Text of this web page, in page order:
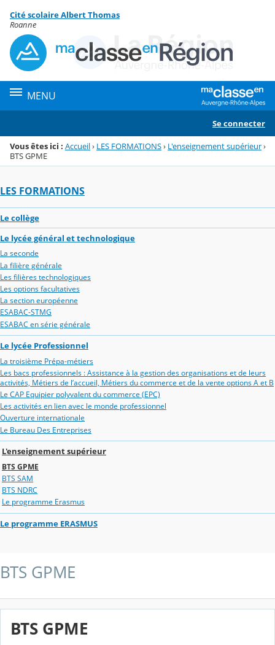
Menu de la rubrique
Contenu
Cité scolaire Albert Thomas
Roanne
MENU
Se connecter
Vous êtes ici : Accueil› LES FORMATIONS› L'enseignement supérieur›
BTS GPME
LES FORMATIONS
Le collège
Le lycée général et technologique
La seconde
La filière générale
Les filières technologiques
Les options facultatives
La section européenne
ESABAC-STMG
ESABAC en série générale
Le lycée Professionnel
La troisième Prépa-métiers
Les bacs professionnels : Assistance à la gestion des organisations et de leurs
activités, Métiers de l’accueil, Métiers du commerce et de la vente options A et B
Le CAP Equipier polyvalent du commerce (EPC)
Les activités en lien avec le monde professionnel
Ouverture internationale
Le Bureau Des Entreprises
L'enseignement supérieur
BTS GPME
BTS SAM
BTS NDRC
Le programme Erasmus
Le programme ERASMUS
BTS GPME
BTS GPME